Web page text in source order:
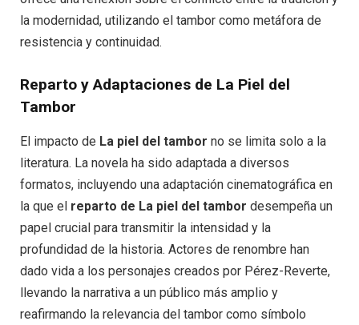
la modernidad, utilizando el tambor como metáfora de
resistencia y continuidad.
Reparto y Adaptaciones de La Piel del
Tambor
El impacto de La piel del tambor no se limita solo a la
literatura. La novela ha sido adaptada a diversos
formatos, incluyendo una adaptación cinematográfica en
la que el reparto de La piel del tambor desempeña un
papel crucial para transmitir la intensidad y la
profundidad de la historia. Actores de renombre han
dado vida a los personajes creados por Pérez-Reverte,
llevando la narrativa a un público más amplio y
reafirmando la relevancia del tambor como símbolo